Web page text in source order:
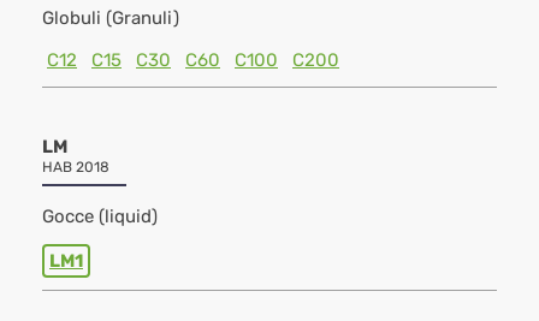
Globuli (Granuli)
C12
C15 C30 C60 C100 C200
LM
HAB 2018
Gocce (liquid)
LM1